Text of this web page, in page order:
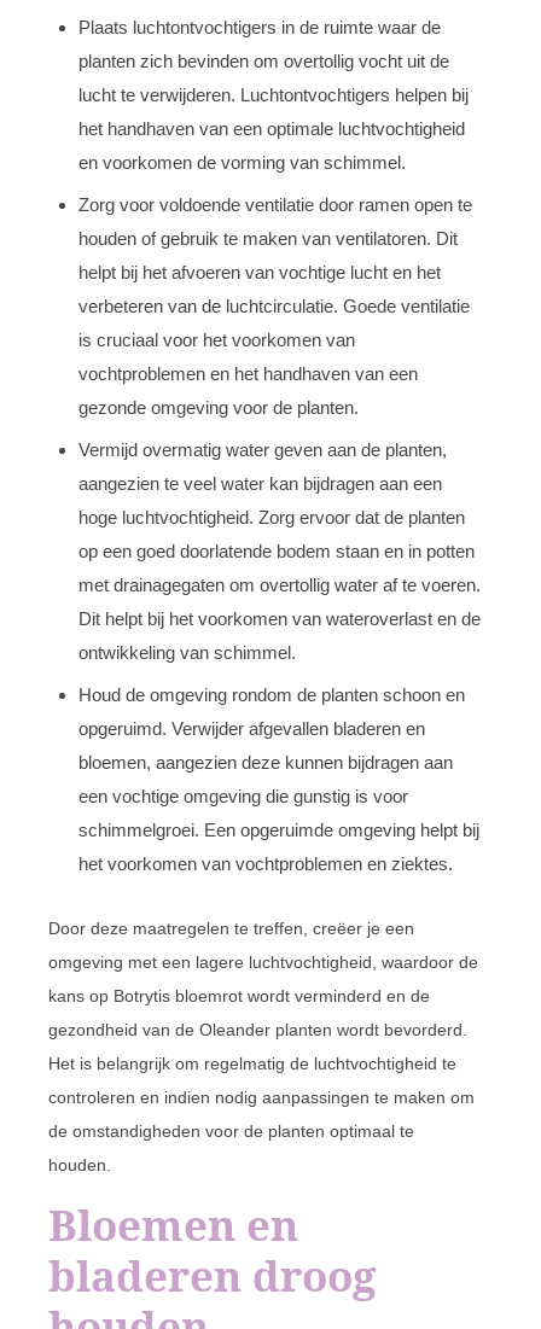
Plaats luchtontvochtigers in de ruimte waar de
planten zich bevinden om overtollig vocht uit de
lucht te verwijderen. Luchtontvochtigers helpen bij
het handhaven van een optimale luchtvochtigheid
en voorkomen de vorming van schimmel.
Zorg voor voldoende ventilatie door ramen open te
houden of gebruik te maken van ventilatoren. Dit
helpt bij het afvoeren van vochtige lucht en het
verbeteren van de luchtcirculatie. Goede ventilatie
is cruciaal voor het voorkomen van
vochtproblemen en het handhaven van een
gezonde omgeving voor de planten.
Vermijd overmatig water geven aan de planten,
aangezien te veel water kan bijdragen aan een
hoge luchtvochtigheid. Zorg ervoor dat de planten
op een goed doorlatende bodem staan en in potten
met drainagegaten om overtollig water af te voeren.
Dit helpt bij het voorkomen van wateroverlast en de
ontwikkeling van schimmel.
Houd de omgeving rondom de planten schoon en
opgeruimd. Verwijder afgevallen bladeren en
bloemen, aangezien deze kunnen bijdragen aan
een vochtige omgeving die gunstig is voor
schimmelgroei. Een opgeruimde omgeving helpt bij
het voorkomen van vochtproblemen en ziektes.
Door deze maatregelen te treffen, creëer je een
omgeving met een lagere luchtvochtigheid, waardoor de
kans op Botrytis bloemrot wordt verminderd en de
gezondheid van de Oleander planten wordt bevorderd.
Het is belangrijk om regelmatig de luchtvochtigheid te
controleren en indien nodig aanpassingen te maken om
de omstandigheden voor de planten optimaal te
houden.
Bloemen en
bladeren droog